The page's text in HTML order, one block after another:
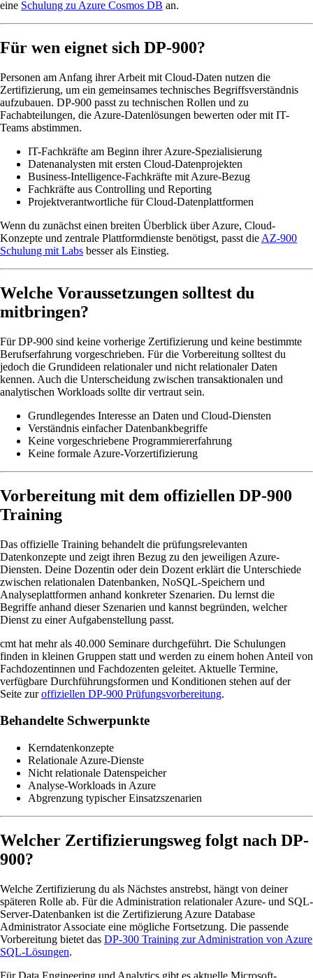
eine Schulung zu Azure Cosmos DB an.
Für wen eignet sich DP-900?
Personen am Anfang ihrer Arbeit mit Cloud-Daten nutzen die
Zertifizierung, um ein gemeinsames technisches Begriffsverständnis
aufzubauen. DP-900 passt zu technischen Rollen und zu
Fachabteilungen, die Azure-Datenlösungen bewerten oder mit IT-
Teams abstimmen.
IT-Fachkräfte am Beginn ihrer Azure-Spezialisierung
Datenanalysten mit ersten Cloud-Datenprojekten
Business-Intelligence-Fachkräfte mit Azure-Bezug
Fachkräfte aus Controlling und Reporting
Projektverantwortliche für Cloud-Datenplattformen
Wenn du zunächst einen breiten Überblick über Azure, Cloud-
Konzepte und zentrale Plattformdienste benötigst, passt die AZ-900
Schulung mit Labs besser als Einstieg.
Welche Voraussetzungen solltest du
mitbringen?
Für DP-900 sind keine vorherige Zertifizierung und keine bestimmte
Berufserfahrung vorgeschrieben. Für die Vorbereitung solltest du
jedoch die Grundideen relationaler und nicht relationaler Daten
kennen. Auch die Unterscheidung zwischen transaktionalen und
analytischen Workloads sollte dir vertraut sein.
Grundlegendes Interesse an Daten und Cloud-Diensten
Verständnis einfacher Datenbankbegriffe
Keine vorgeschriebene Programmiererfahrung
Keine formale Azure-Vorzertifizierung
Vorbereitung mit dem offiziellen DP-900
Training
Das offizielle Training behandelt die prüfungsrelevanten
Datenkonzepte und zeigt ihren Bezug zu den jeweiligen Azure-
Diensten. Deine Dozentin oder dein Dozent erklärt die Unterschiede
zwischen relationalen Datenbanken, NoSQL-Speichern und
Analyseplattformen anhand konkreter Szenarien. Du lernst die
Begriffe anhand dieser Szenarien und kannst begründen, welcher
Dienst zu einer Aufgabenstellung passt.
cmt hat mehr als 40.000 Seminare durchgeführt. Die Schulungen
finden in kleinen Gruppen statt und werden zu einem hohen Anteil von
Fachdozentinnen und Fachdozenten geleitet. Aktuelle Termine,
verfügbare Durchführungsformen und Konditionen stehen auf der
Seite zuroffiziellen DP-900 Prüfungsvorbereitung.
Behandelte Schwerpunkte
Kerndatenkonzepte
Relationale Azure-Dienste
Nicht relationale Datenspeicher
Analyse-Workloads in Azure
Abgrenzung typischer Einsatzszenarien
Welcher Zertifizierungsweg folgt nach DP-
900?
Welche Zertifizierung du als Nächstes anstrebst, hängt von deiner
späteren Rolle ab. Für die Administration relationaler Azure- und SQL-
Server-Datenbanken ist die Zertifizierung Azure Database
Administrator Associate eine mögliche Fortsetzung. Die passende
Vorbereitung bietet das DP-300 Training zur Administration von Azure
SQL-Lösungen.
Für Data Engineering und Analytics gibt es aktuelle Microsoft-